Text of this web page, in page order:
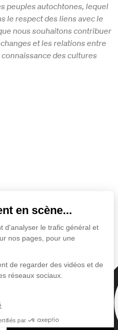
peuples autochtones, lequel
le respect des liens avec le
nous souhaitons contribuer
et les relations entre
des cultures